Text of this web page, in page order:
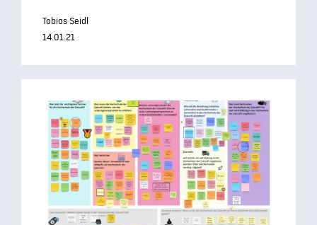
Tobias Seidl
14.01.21